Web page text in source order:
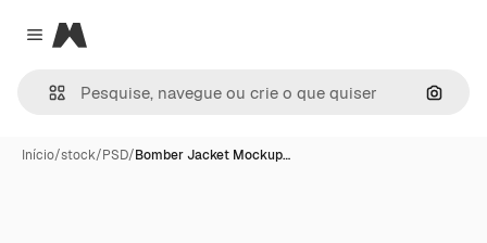
Close menu
Magnific
Início/stock/PSD/Bomber Jacket Mockup…